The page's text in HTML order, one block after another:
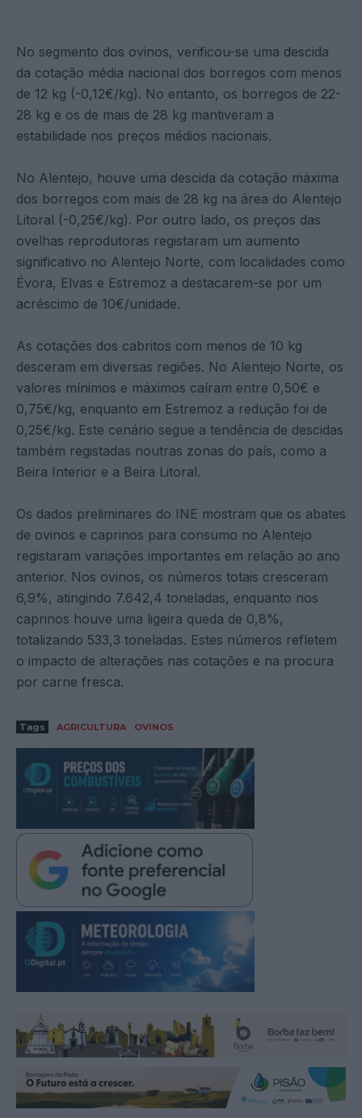
No segmento dos ovinos, verificou-se uma descida
da cotação média nacional dos borregos com menos
de 12 kg (-0,12€/kg). No entanto, os borregos de 22-
28 kg e os de mais de 28 kg mantiveram a
estabilidade nos preços médios nacionais.
No Alentejo, houve uma descida da cotação máxima
dos borregos com mais de 28 kg na área do Alentejo
Litoral (-0,25€/kg). Por outro lado, os preços das
ovelhas reprodutoras registaram um aumento
significativo no Alentejo Norte, com localidades como
Évora, Elvas e Estremoz a destacarem-se por um
acréscimo de 10€/unidade.
As cotações dos cabritos com menos de 10 kg
desceram em diversas regiões. No Alentejo Norte, os
valores mínimos e máximos caíram entre 0,50€ e
0,75€/kg, enquanto em Estremoz a redução foi de
0,25€/kg. Este cenário segue a tendência de descidas
também registadas noutras zonas do país, como a
Beira Interior e a Beira Litoral.
Os dados preliminares do INE mostram que os abates
de ovinos e caprinos para consumo no Alentejo
registaram variações importantes em relação ao ano
anterior. Nos ovinos, os números totais cresceram
6,9%, atingindo 7.642,4 toneladas, enquanto nos
caprinos houve uma ligeira queda de 0,8%,
totalizando 533,3 toneladas. Estes números refletem
o impacto de alterações nas cotações e na procura
por carne fresca.
Tags AGRICULTURA OVINOS